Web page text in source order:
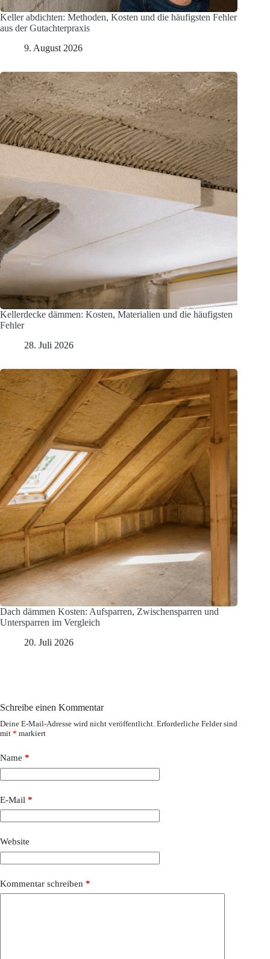
Keller abdichten: Methoden, Kosten und die häufigsten Fehler
aus der Gutachterpraxis
9. August 2026
Kellerdecke dämmen: Kosten, Materialien und die häufigsten
Fehler
28. Juli 2026
Dach dämmen Kosten: Aufsparren, Zwischensparren und
Untersparren im Vergleich
20. Juli 2026
Schreibe einen Kommentar
Deine E-Mail-Adresse wird nicht veröffentlicht. Erforderliche Felder sind
mit * markiert
Name *
E-Mail *
Website
Kommentar schreiben *